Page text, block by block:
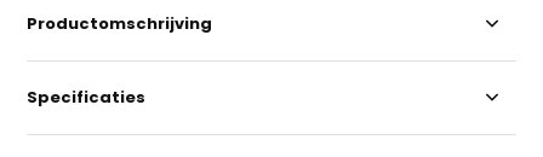
Productomschrijving
Specificaties